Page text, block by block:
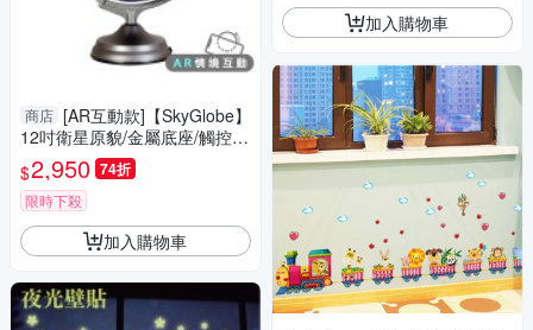
商店 [AR互動款]【SkyGlobe】
12吋衛星原貌/金屬底座/觸控三
段式/立體地球儀-大件商品請選
宅配運送
$2,950 74折
限時下殺
加入購物車
加入購物車